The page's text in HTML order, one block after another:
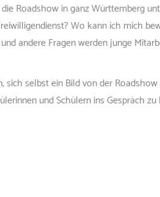
Roadshow in ganz Württemberg
Wo kann ich mich
andere Fragen werden junge
sich selbst ein Bild von der
und Schülern ins Gespräch